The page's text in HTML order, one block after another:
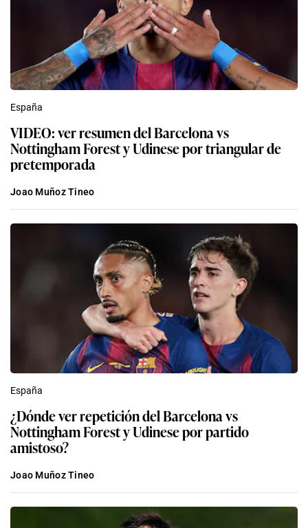
España
VIDEO: ver resumen del Barcelona vs
Nottingham Forest y Udinese por triangular de
pretemporada
Joao Muñoz Tineo
España
¿Dónde ver repetición del Barcelona vs
Nottingham Forest y Udinese por partido
amistoso?
Joao Muñoz Tineo